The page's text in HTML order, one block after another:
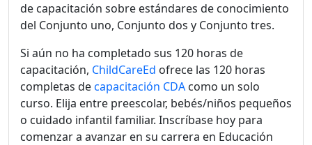
de capacitación sobre estándares de conocimiento
del Conjunto uno, Conjunto dos y Conjunto tres.
Si aún no ha completado sus 120 horas de
capacitación, ChildCareEd ofrece las 120 horas
completas decapacitación CDA como un solo
curso. Elija entre preescolar, bebés/niños pequeños
o cuidado infantil familiar. Inscríbase hoy para
comenzar a avanzar en su carrera en Educación